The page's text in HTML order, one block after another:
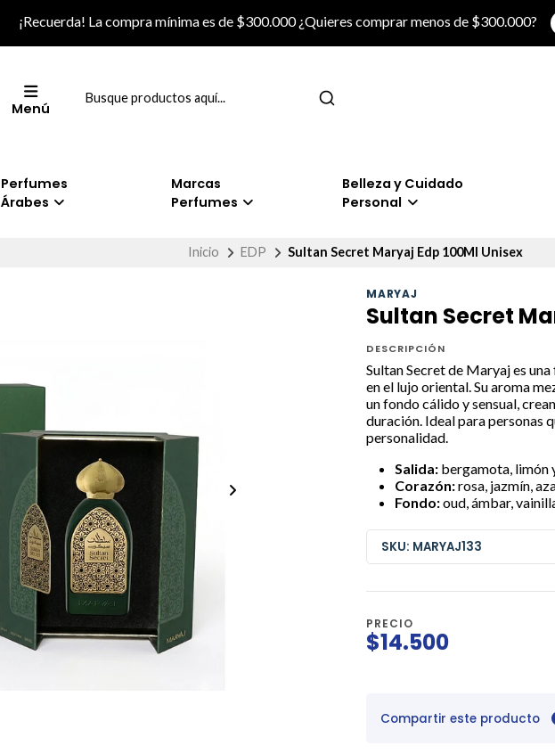
¡Recuerda! La compra mínima es de $300.000 ¿Quieres comprar menos de $300.000?
Menú
Perfumes
Árabes
Marcas
Perfumes
Belleza y Cuidado
Personal
Inicio EDP Sultan Secret Maryaj Edp 100Ml Unisex
MARYAJ
Sultan Secret
DESCRIPCIÓN
Sultan Secret de Maryaj es
en el lujo oriental. Su aroma
un fondo cálido y sensual,
duración. Ideal para personas
personalidad.
Salida: bergamota, limón
Corazón:rosa, jazmín,
Fondo:oud, ámbar,
SKU: MARYAJ133
PRECIO
$14.500
Compartir este producto